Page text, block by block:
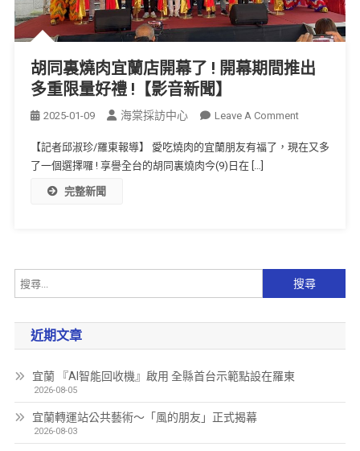
胡同裏燒肉宜蘭店開幕了 ! 開幕期間推出
多重限量好禮 !【影音新聞】
2025-01-09 海棠採訪中心 Leave A Comment
【記者邱淑珍/羅東報導】 愛吃燒肉的宜蘭朋友有福了，現在又多
了一個選擇囉 ! 享譽全台的胡同裏燒肉今(9)日在 […]
完整新聞
近期文章
宜蘭 『AI智能回收機』啟用 全縣首台示範點設在羅東
2026-08-05
宜蘭轉運站公共藝術～「風的朋友」正式揭幕
2026-08-03